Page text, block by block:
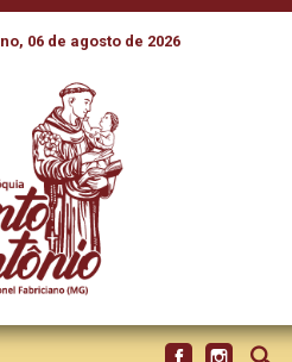
06 de agosto de 2026